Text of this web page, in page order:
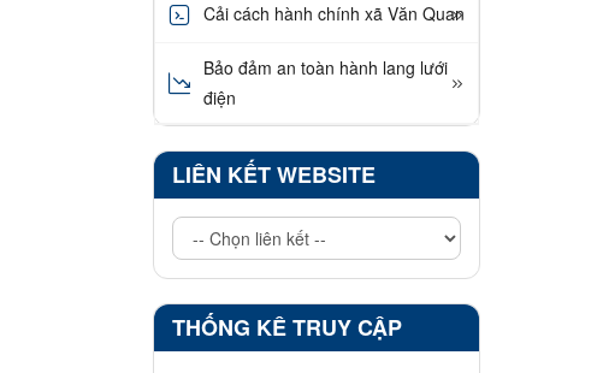
Cải cách hành chính xã Văn Quan
Bảo đảm an toàn hành lang lưới
điện
LIÊN KẾT WEBSITE
THỐNG KÊ TRUY CẬP